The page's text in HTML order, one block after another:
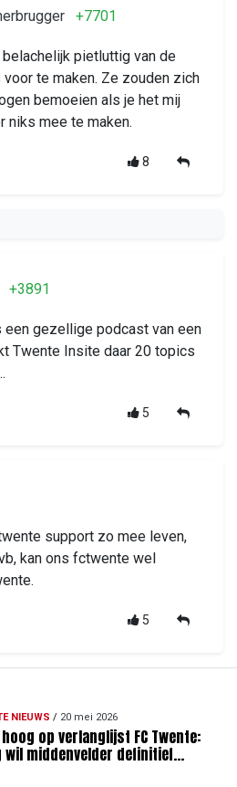
+7701
pietluttig van de
te maken. Ze zouden zich
bemoeien als je het mij
niks mee te maken.
8
+3891
een gezellige podcast van een
Twente Insite daar 20 topics
5
support zo mee leven,
kan ons fctwente wel
5
NIEUWS / 20 mei 2026
op verlanglijst FC Twente:
wil middenvelder definitief